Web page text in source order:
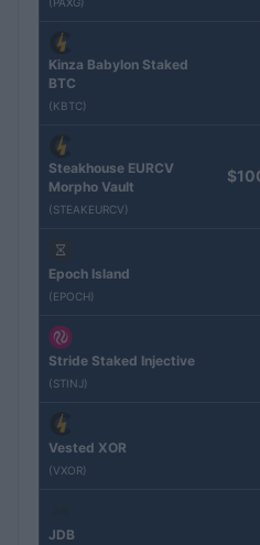
Kinza Babylon Staked
BTC
(KBTC)
Steakhouse EURCV
Morpho Vault
(STEAKEURCV)
Epoch Island
(EPOCH)
Stride Staked Injective
(STINJ)
Vested XOR
(VXOR)
JDB